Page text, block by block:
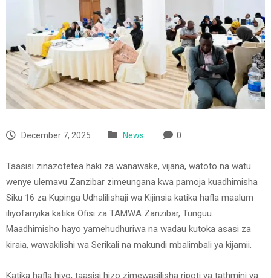
December 7, 2025 News 0
Taasisi zinazotetea haki za wanawake, vijana, watoto na watu
wenye ulemavu Zanzibar zimeungana kwa pamoja kuadhimisha
Siku 16 za Kupinga Udhalilishaji wa Kijinsia katika hafla maalum
iliyofanyika katika Ofisi za TAMWA Zanzibar, Tunguu.
Maadhimisho hayo yamehudhuriwa na wadau kutoka asasi za
kiraia, wawakilishi wa Serikali na makundi mbalimbali ya kijamii.
Katika hafla hiyo, taasisi hizo zimewasilisha ripoti ya tathmini ya